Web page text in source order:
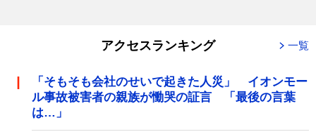
アクセスランキング 一覧
「そもそも会社のせいで起きた人災」 イオンモー
ル事故被害者の親族が慟哭の証言 「最後の言葉
は…」